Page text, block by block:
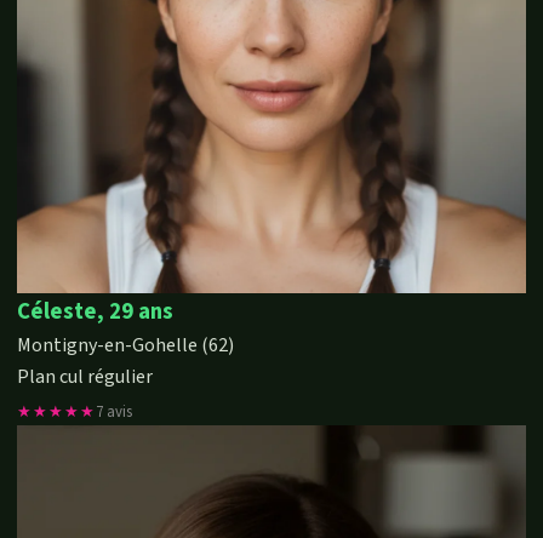
Céleste, 29 ans
Montigny-en-Gohelle (62)
Plan cul régulier
★★★★★7 avis